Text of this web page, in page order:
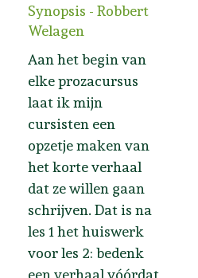
Synopsis - Robbert
Welagen
Aan het begin van
elke prozacursus
laat ik mijn
cursisten een
opzetje maken van
het korte verhaal
dat ze willen gaan
schrijven. Dat is na
les 1 het huiswerk
voor les 2: bedenk
een verhaal vóórdat